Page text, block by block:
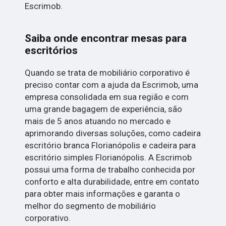
Escrimob.
Saiba onde encontrar mesas para
escritórios
Quando se trata de mobiliário corporativo é
preciso contar com a ajuda da Escrimob, uma
empresa consolidada em sua região e com
uma grande bagagem de experiência, são
mais de 5 anos atuando no mercado e
aprimorando diversas soluções, como cadeira
escritório branca Florianópolis e cadeira para
escritório simples Florianópolis. A Escrimob
possui uma forma de trabalho conhecida por
conforto e alta durabilidade, entre em contato
para obter mais informações e garanta o
melhor do segmento de mobiliário
corporativo.